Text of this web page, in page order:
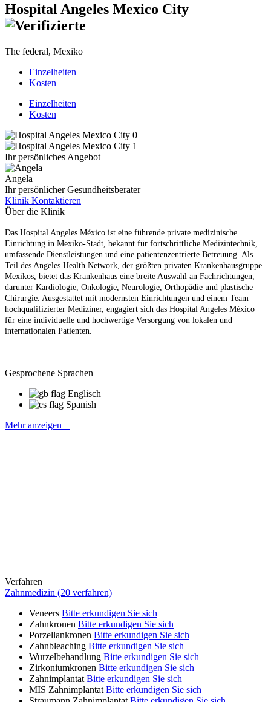
Hospital Angeles Mexico City
The federal, Mexiko
Einzelheiten
Kosten
Einzelheiten
Kosten
Ihr persönliches Angebot
Angela
Ihr persönlicher Gesundheitsberater
Klinik Kontaktieren
Über die Klinik
Das Hospital Angeles México ist eine führende private medizinische
Einrichtung in Mexiko-Stadt, bekannt für fortschrittliche Medizintechnik,
umfassende Dienstleistungen und eine patientenzentrierte Betreuung. Als
Teil des Angeles Health Network, der größten privaten Krankenhausgruppe
Mexikos, bietet das Krankenhaus eine breite Auswahl an Fachrichtungen,
darunter Kardiologie, Onkologie, Neurologie, Orthopädie und plastische
Chirurgie. Ausgestattet mit modernsten Einrichtungen und einem Team
hochqualifizierter Mediziner, engagiert sich das Hospital Angeles México
für eine individuelle und hochwertige Versorgung von lokalen und
internationalen Patienten.
Gesprochene Sprachen
Englisch
Spanish
Mehr anzeigen +
Verfahren
Zahnmedizin (20 verfahren)
Veneers Bitte erkundigen Sie sich
Zahnkronen Bitte erkundigen Sie sich
Porzellankronen Bitte erkundigen Sie sich
Zahnbleaching Bitte erkundigen Sie sich
Wurzelbehandlung Bitte erkundigen Sie sich
Zirkoniumkronen Bitte erkundigen Sie sich
Zahnimplantat Bitte erkundigen Sie sich
MIS Zahnimplantat Bitte erkundigen Sie sich